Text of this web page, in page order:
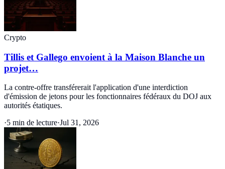
Crypto
Tillis et Gallego envoient à la Maison Blanche un
projet…
La contre-offre transférerait l'application d'une interdiction
d'émission de jetons pour les fonctionnaires fédéraux du DOJ aux
autorités étatiques.
·5 min de lecture·Jul 31, 2026